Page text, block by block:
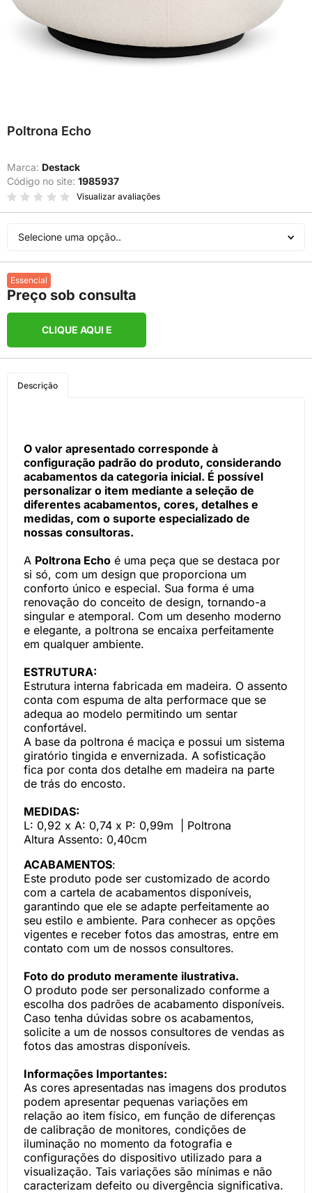
Poltrona Echo
Marca: Destack
Código no site: 1985937
Visualizar avaliações
Selecione uma opção..
Essencial
Preço sob consulta
CLIQUE AQUI E
Descrição
O valor apresentado corresponde à
configuração padrão do produto, considerando
acabamentos da categoria inicial. É possível
personalizar o item mediante a seleção de
diferentes acabamentos, cores, detalhes e
medidas, com o suporte especializado de
nossas consultoras.
A Poltrona Echo é uma peça que se destaca por
si só, com um design que proporciona um
conforto único e especial. Sua forma é uma
renovação do conceito de design, tornando-a
singular e atemporal. Com um desenho moderno
e elegante, a poltrona se encaixa perfeitamente
em qualquer ambiente.
ESTRUTURA:
Estrutura interna fabricada em madeira. O assento
conta com espuma de alta performace que se
adequa ao modelo permitindo um sentar
confortável.
A base da poltrona é maciça e possui um sistema
giratório tingida e envernizada. A sofisticação
fica por conta dos detalhe em madeira na parte
de trás do encosto.
MEDIDAS:
L: 0,92 x A: 0,74 x P: 0,99m | Poltrona
Altura Assento: 0,40cm
ACABAMENTOS:
Este produto pode ser customizado de acordo
com a cartela de acabamentos disponíveis,
garantindo que ele se adapte perfeitamente ao
seu estilo e ambiente. Para conhecer as opções
vigentes e receber fotos das amostras, entre em
contato com um de nossos consultores.
Foto do produto meramente ilustrativa.
O produto pode ser personalizado conforme a
escolha dos padrões de acabamento disponíveis.
Caso tenha dúvidas sobre os acabamentos,
solicite a um de nossos consultores de vendas as
fotos das amostras disponíveis.
Informações Importantes:
As cores apresentadas nas imagens dos produtos
podem apresentar pequenas variações em
relação ao item físico, em função de diferenças
de calibração de monitores, condições de
iluminação no momento da fotografia e
configurações do dispositivo utilizado para a
visualização. Tais variações são mínimas e não
caracterizam defeito ou divergência significativa.